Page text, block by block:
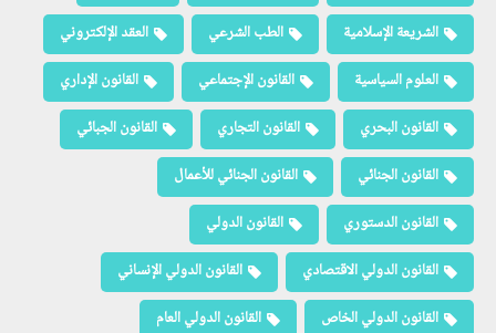
الشريعة الإسلامية
الطب الشرعي
العقد الإلكتروني
العلوم السياسية
القانون الإجتماعي
القانون الإداري
القانون البحري
القانون التجاري
القانون الجبائي
القانون الجنائي
القانون الجنائي للأعمال
القانون الدستوري
القانون الدولي
القانون الدولي الاقتصادي
القانون الدولي الإنساني
القانون الدولي الخاص
القانون الدولي العام